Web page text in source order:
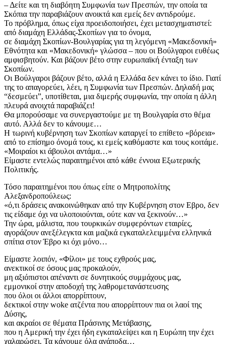
​– Δείτε και τη διαβόητη Συμφωνία των Πρεσπών, την οποία τα
Σκόπια την παραβιάζουν ανοικτά και εμείς δεν αντιδρούμε.
Το πρόβλημα, όπως είχα προειδοποιήσει, έχει μετασχηματιστεί:
​από διαμάχη Ελλάδας-Σκοπίων για το όνομα,
​σε διαμάχη Σκοπίων-Βουλγαρίας για τη λεγόμενη «Μακεδονική»
Εθνότητα και «Μακεδονική» γλώσσα – που οι Βούλγαροι ευθέως
αμφισβητούν. Και βάζουν βέτο στην ευρωπαϊκή ένταξη των
Σκοπίων.
​Οι Βούλγαροι βάζουν βέτο, αλλά η Ελλάδα δεν κάνει το ίδιο. Γιατί
της το απαγορεύει, λέει, η Συμφωνία των Πρεσπών. Δηλαδή μας
“δεσμεύει”, υποτίθεται, μια διμερής συμφωνία, την οποία η άλλη
πλευρά ανοιχτά παραβιάζει!
​Θα μπορούσαμε να συνεργαστούμε με τη Βουλγαρία στο θέμα
αυτό. Αλλά δεν το κάνουμε…
​Η τωρινή κυβέρνηση των Σκοπίων καταργεί το επίθετο «βόρεια»
από το επίσημο όνομά τους, κι εμείς καθόμαστε και τους κοιτάμε.
«Μοιραίοι κι άβουλοι αντάμα…»
​Είμαστε εντελώς παραιτημένοι από κάθε έννοια Εξωτερικής
Πολιτικής.
​Τόσο παραιτημένοι που όπως είπε ο Μητροπολίτης
Αλεξανδροπούλεως:
«ό,τι δράσεις ανακοινώθηκαν από την Κυβέρνηση στον Εβρο, δεν
τις είδαμε όχι να υλοποιούνται, ούτε καν να ξεκινούν…»
Την ώρα, μάλιστα, που τουρκικών συμφερόντων εταιρίες,
αγοράζουν ανεξέλεγκτα και μαζικά εγκαταλελειμμένα ελληνικά
σπίτια στον Έβρο κι όχι μόνο…
​Είμαστε λοιπόν, «Φίλοι» με τους εχθρούς μας,
​ανεκτικοί σε όσους μας προκαλούν,
​μη αξιόπιστοι απέναντι σε δυνητικούς συμμάχους μας,
​εμμονικοί στην αποδοχή της λαθρομετανάστευσης
​που όλοι οι άλλοι απορρίπτουν,
​δεκτικοί στην woke ατζέντα που απορρίπτουν πια οι λαοί της
Δύσης,
​και ακραίοι σε θέματα Πράσινης Μετάβασης,
​που η Αμερική την έχει ήδη εγκαταλείψει και η Ευρώπη την έχει
χαλαρώσει. ​Τα κάνουμε όλα ανάποδα…